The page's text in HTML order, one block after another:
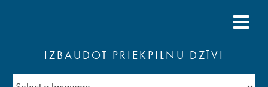
IZBAUDOT PRIEKPILNU DZĪVI